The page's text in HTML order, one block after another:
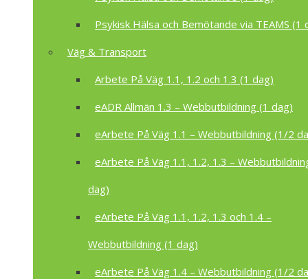
Psykisk Hälsa och Bemötande via TEAMS (1
Väg & Transport
Arbete På Väg 1.1, 1.2 och 1.3 (1 dag)
eADR Allmän 1.3 – Webbutbildning (1 dag)
eArbete På Väg 1.1 – Webbutbildning (1/2
eArbete På Väg 1.1, 1.2, 1.3 –
dag)
eArbete På Väg 1.1, 1.2, 1.3 och 1.4 –
Webbutbildning (1 dag)
eArbete På Väg 1.4 – Webbutbildning (1/2